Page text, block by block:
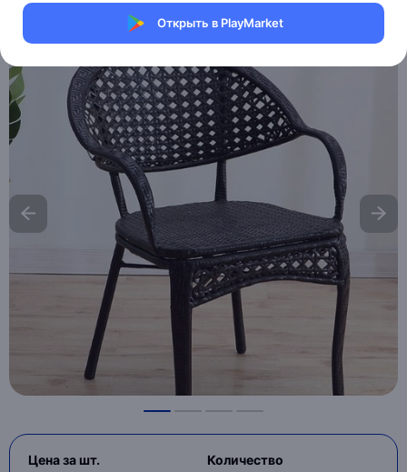
Открыть в PlayMarket
Артикул:MXM1168676164
Цена за шт. Количество